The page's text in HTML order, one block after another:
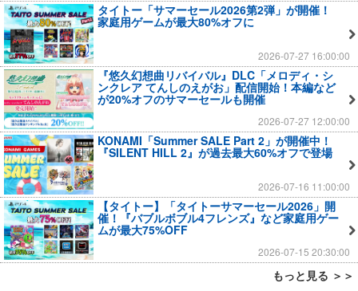
タイトー「サマーセール2026第2弾」が開催！
家庭用ゲームが最大80%オフに
2026-07-27 16:00:00
『悠久幻想曲リバイバル』DLC「メロディ・シ
ンクレア てんしのえがお」配信開始！本編など
が20%オフのサマーセールも開催
2026-07-27 12:00:00
KONAMI「Summer SALE Part 2」が開催中！
『SILENT HILL 2』が過去最大60%オフで登場
2026-07-16 11:00:00
【タイトー】「タイトーサマーセール2026」開
催！『バブルボブル4フレンズ』など家庭用ゲー
ムが最大75%OFF
2026-07-15 20:30:00
もっと見る ＞＞